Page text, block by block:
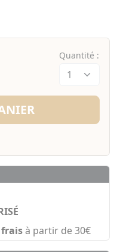
Quantité :
fraisà partir de 30€